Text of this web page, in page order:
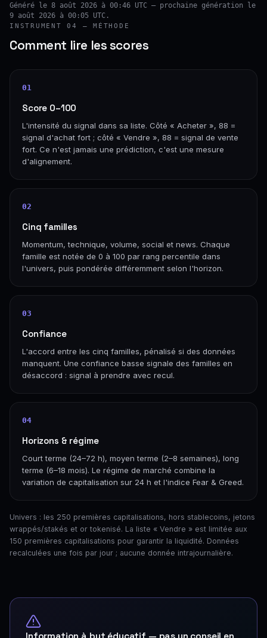
Généré le 8 août 2026 à 00:46 UTC — prochaine génération le
9 août 2026 à 00:05 UTC.
INSTRUMENT 04 — MÉTHODE
Comment lire les scores
01
Score 0–100
L'intensité du signal dans sa liste. Côté « Acheter », 88 =
signal d'achat fort ; côté « Vendre », 88 = signal de vente
fort. Ce n'est jamais une prédiction, c'est une mesure
d'alignement.
02
Cinq familles
Momentum, technique, volume, social et news. Chaque
famille est notée de 0 à 100 par rang percentile dans
l'univers, puis pondérée différemment selon l'horizon.
03
Confiance
L'accord entre les cinq familles, pénalisé si des données
manquent. Une confiance basse signale des familles en
désaccord : signal à prendre avec recul.
04
Horizons & régime
Court terme (24–72 h), moyen terme (2–8 semaines), long
terme (6–18 mois). Le régime de marché combine la
variation de capitalisation sur 24 h et l'indice Fear & Greed.
Univers : les 250 premières capitalisations, hors stablecoins, jetons
wrappés/stakés et or tokenisé. La liste « Vendre » est limitée aux
150 premières capitalisations pour garantir la liquidité. Données
recalculées une fois par jour ; aucune donnée intrajournalière.